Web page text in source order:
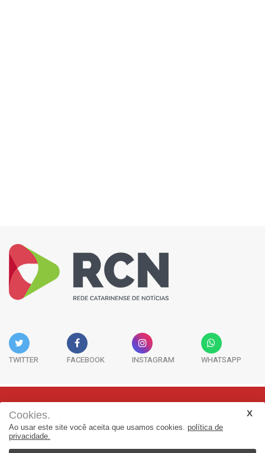
TWITTER FACEBOOK INSTAGRAM WHATSAPP
Rua Adolfo Melo, 38 - Sala 902 - Centro | Florianópolis-SC | CEP:
88015-090
(48) 3298-7979 | jornalismo@adjorisc.com.br
Cookies.
Ao usar este site você aceita que usamos cookies. política de
privacidade.